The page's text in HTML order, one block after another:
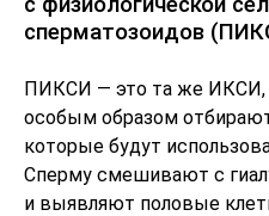
сперматозоидов
ПИКСИ — это та же ИКСИ,
особым образом
которые будут
Сперму смешивают с
и выявляют половые